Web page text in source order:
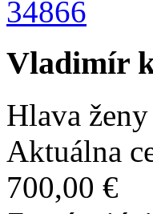
34866
Vladimír
Hlava
Aktuálna
700,00 €